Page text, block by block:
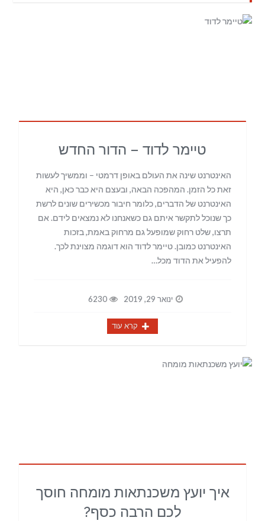
טיימר לדוד – הדור החדש
האינטרנט שינה את העולם באופן דרמטי – וממשיך לעשות
זאת כל הזמן. המהפכה הבאה, ובעצם היא כבר כאן, היא
האינטרנט של הדברים, כלומר חיבור מכשירים שונים לרשת
כך שנוכל לתקשר איתם גם כשאנחנו לא נמצאים לידם. אם
תרצו, שלט רחוק שמופעל גם מרחוק באמת, בזכות
האינטרנט כמובן. טיימר לדוד הוא דוגמה מצוינת לכך.
להפעיל את הדוד מכל…
ינואר 29, 2019 6230
קרא עוד
איך יועץ משכנתאות מומחה חוסך
לכם הרבה כסף?